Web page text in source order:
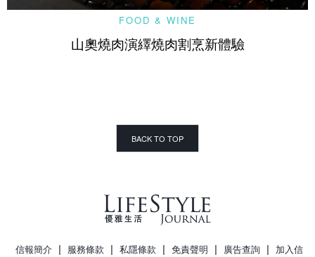
FOOD & WINE
山奧燒肉演繹燒肉割烹新體驗
BACK TO TOP
信報簡介 | 服務條款 | 私隱條款 | 免責聲明 | 廣告查詢 | 加入信